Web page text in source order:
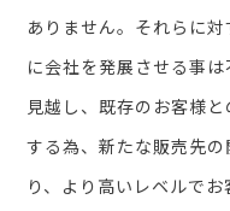
ありません。それらに
に会社を発展させる事
見越し、既存のお客様
する為、新たな販売先
り、より高いレベルで